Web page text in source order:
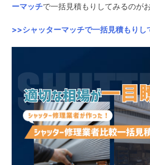
ーマッチで一括見積もりしてみるのが
>>シャッターマッチで一括見積もりし